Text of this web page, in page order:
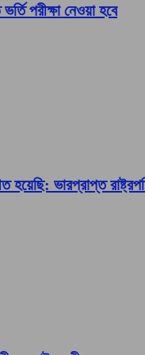
পরীক্ষা নেওয়া হবে
হয়েছি: ভারপ্রাপ্ত